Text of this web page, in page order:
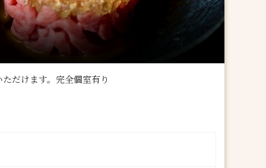
だけます。完全個室有り